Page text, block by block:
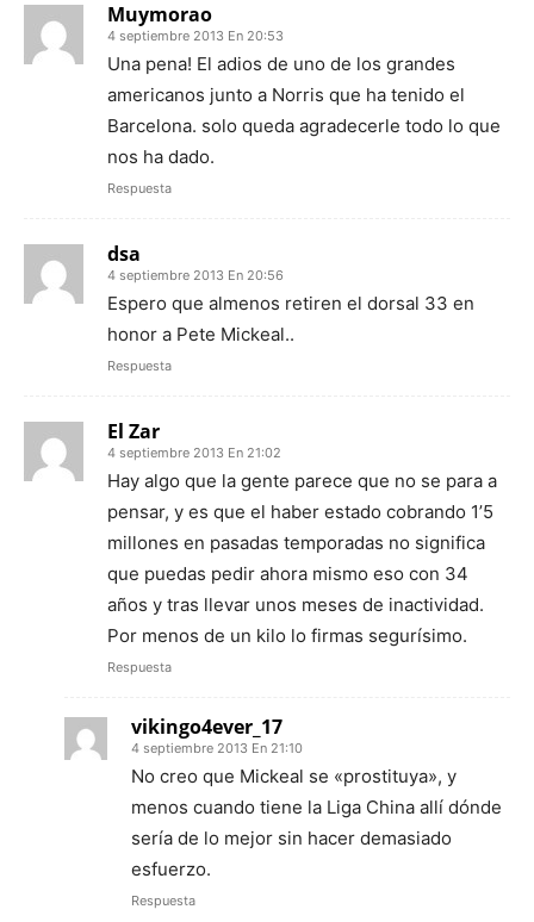
Muymorao
4 septiembre 2013 En 20:53
Una pena! El adios de uno de los grandes
americanos junto a Norris que ha tenido el
Barcelona. solo queda agradecerle todo lo que
nos ha dado.
Respuesta
dsa
4 septiembre 2013 En 20:56
Espero que almenos retiren el dorsal 33 en
honor a Pete Mickeal..
Respuesta
El Zar
4 septiembre 2013 En 21:02
Hay algo que la gente parece que no se para a
pensar, y es que el haber estado cobrando 1’5
millones en pasadas temporadas no significa
que puedas pedir ahora mismo eso con 34
años y tras llevar unos meses de inactividad.
Por menos de un kilo lo firmas segurísimo.
Respuesta
vikingo4ever_17
4 septiembre 2013 En 21:10
No creo que Mickeal se «prostituya», y
menos cuando tiene la Liga China allí dónde
sería de lo mejor sin hacer demasiado
esfuerzo.
Respuesta